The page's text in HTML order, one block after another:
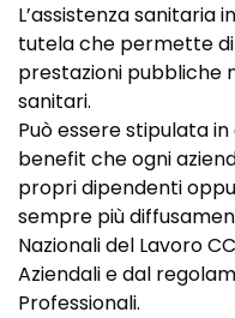
L’assistenza sanitaria
tutela che permette
prestazioni pubbliche
sanitari.
Può essere stipulata
benefit che ogni
propri dipendenti
sempre più
Nazionali del Lavoro
Aziendali e dal
Professionali.